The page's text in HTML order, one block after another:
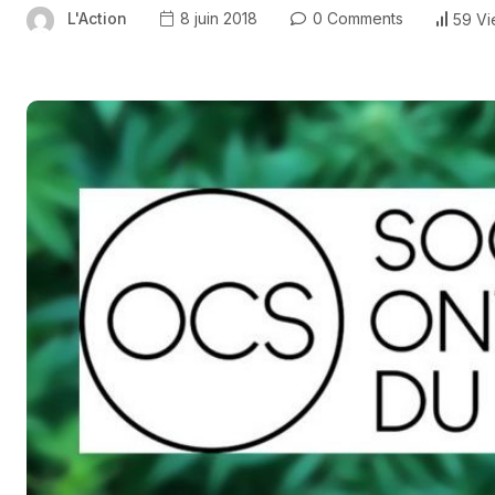
L'Action 8 juin 2018 0 Comments 59